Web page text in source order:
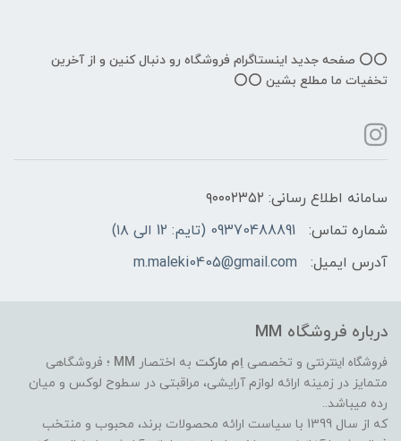
⭕️⭕️ صفحه جدید اینستاگرام فروشگاه رو دنبال کنین و از آخرین
تخفیات ما مطلع بشین ⭕️⭕️
سامانه اطلاع رسانی: ۹۰۰۰۲۳۵۲
شماره تماس:
09370488891 (تایم: 12 الی ۱۸)
آدرس ایمیل:
m.maleki0405@gmail.com
درباره فروشگاه MM
فروشگاه اینترنتی و تخصصی اِم مارکت به اختصار MM ؛ فروشگاهی
متمایز در زمینه ارائه لوازم آرایشی، مراقبتی در سطوح لوکس و میان
رده میباشد..
که از سال 1399 با سیاست ارائه محصولات برند، محبوب و منتخب